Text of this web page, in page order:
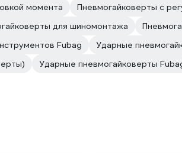
момента
Пневмогайковерты с
для шиномонтажа
Fubag
Ударные
Ударные пневмогайковерты